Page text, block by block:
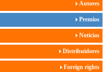
Autores
Premios
Noticias
Distribuidores
Foreign rights